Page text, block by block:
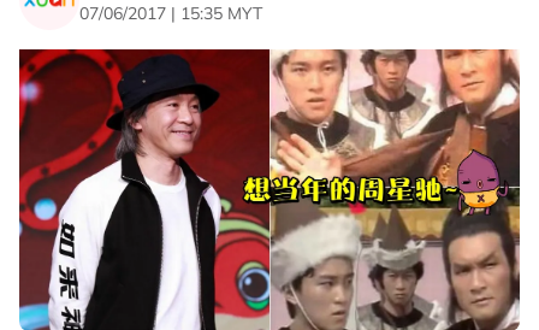
07/06/2017 | 15:35 MYT